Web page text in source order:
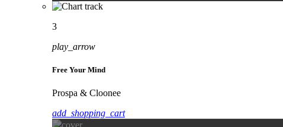
3
play_arrow
Free Your Mind
Prospa & Cloonee
add_shopping_cart